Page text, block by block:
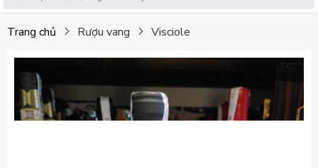
Trang chủ Rượu vang Visciole